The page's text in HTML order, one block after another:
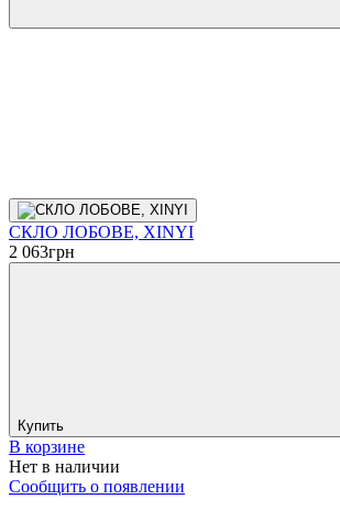
СКЛО ЛОБОВЕ, XINYI
2 063грн
Купить
В корзине
Нет в наличии
Сообщить о появлении